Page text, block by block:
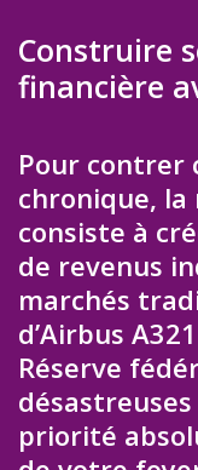
Construire
financière
Pour
chronique,
consiste à
de revenus
marchés
d’Airbus
Réserve
priorité